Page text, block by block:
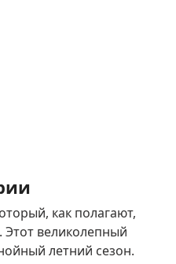
как полагают,
Этот великолепный
летний сезон.